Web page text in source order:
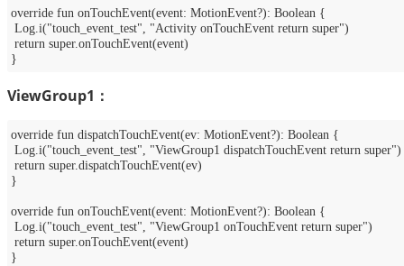
override fun onTouchEvent(event: MotionEvent?): Boolean {
Log.i("touch_event_test", "Activity onTouchEvent return super")
return super.onTouchEvent(event)
}
ViewGroup1：
override fun dispatchTouchEvent(ev: MotionEvent?): Boolean {
Log.i("touch_event_test", "ViewGroup1 dispatchTouchEvent return super")
return super.dispatchTouchEvent(ev)
}
override fun onTouchEvent(event: MotionEvent?): Boolean {
Log.i("touch_event_test", "ViewGroup1 onTouchEvent return super")
return super.onTouchEvent(event)
}